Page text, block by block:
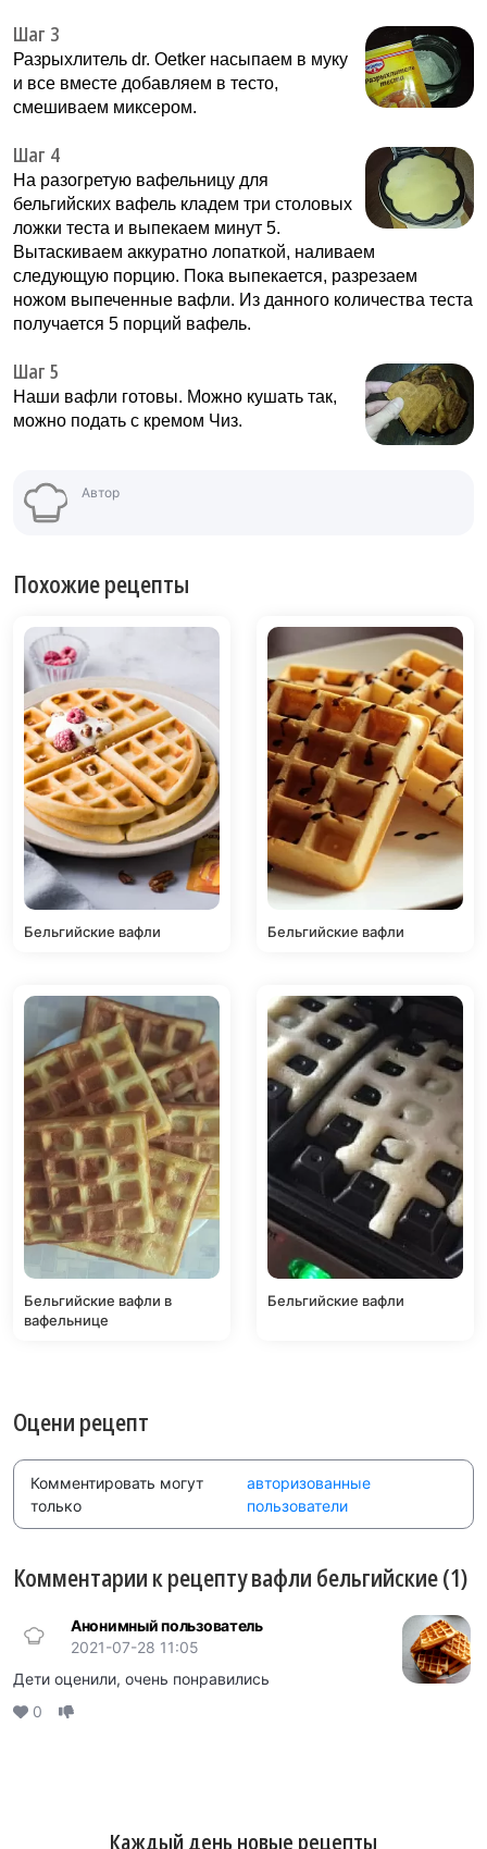
Шаг 3
Разрыхлитель dr. Oetker насыпаем в муку
и все вместе добавляем в тесто,
смешиваем миксером.
Шаг 4
На разогретую вафельницу для
бельгийских вафель кладем три столовых
ложки теста и выпекаем минут 5.
Вытаскиваем аккуратно лопаткой, наливаем
следующую порцию. Пока выпекается, разрезаем
ножом выпеченные вафли. Из данного количества теста
получается 5 порций вафель.
Шаг 5
Наши вафли готовы. Можно кушать так,
можно подать с кремом Чиз.
Автор
Похожие рецепты
Бельгийские вафли Бельгийские вафли
Бельгийские вафли в
вафельнице
Бельгийские вафли
Оцени рецепт
Комментировать могут
только
авторизованные
пользователи
Комментарии к рецепту вафли бельгийские (1)
Анонимный пользователь
2021-07-28 11:05
Дети оценили, очень понравились
0
Каждый день новые рецепты